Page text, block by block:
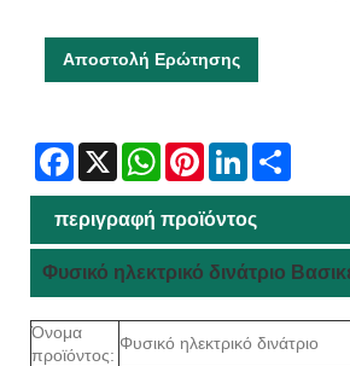
Αποστολή Ερώτησης
Facebook
X WhatsAppPinterestLinkedIn
περιγραφή προϊόντος
Φυσικό ηλεκτρικό δινάτριο
Όνομα
προϊόντος:
Φυσικό ηλεκτρικό δινάτριο